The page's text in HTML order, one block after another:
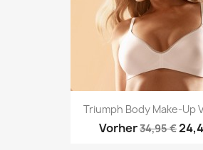
Triumph Body Make-Up
Vorher34,95 €